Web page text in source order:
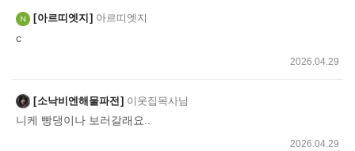
아르띠엣지 아르띠엣지
c
2026.04.29
소낙비엔해물파전 이웃집목사님
니케 빵댕이나 보러갈래요..
2026.04.29